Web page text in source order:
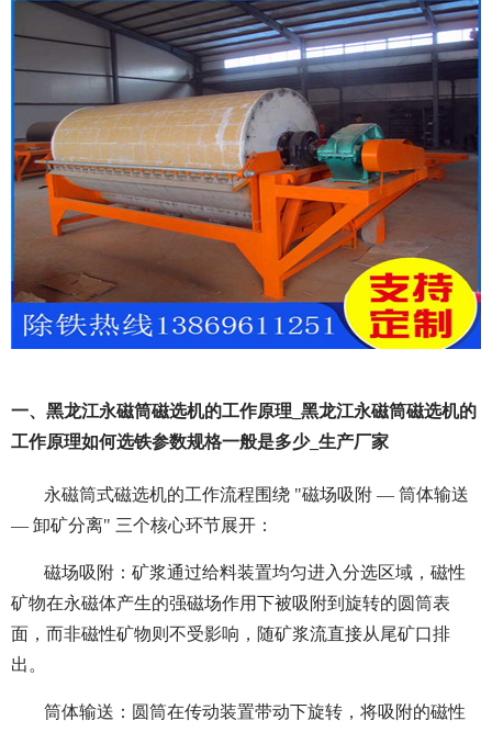
一、黑龙江永磁筒磁选机的工作原理_黑龙江永磁筒磁选机的
工作原理如何选铁参数规格一般是多少_生产厂家
永磁筒式磁选机的工作流程围绕 "磁场吸附 — 筒体输送
— 卸矿分离" 三个核心环节展开：
磁场吸附：矿浆通过给料装置均匀进入分选区域，磁性
矿物在永磁体产生的强磁场作用下被吸附到旋转的圆筒表
面，而非磁性矿物则不受影响，随矿浆流直接从尾矿口排
出。
筒体输送：圆筒在传动装置带动下旋转，将吸附的磁性